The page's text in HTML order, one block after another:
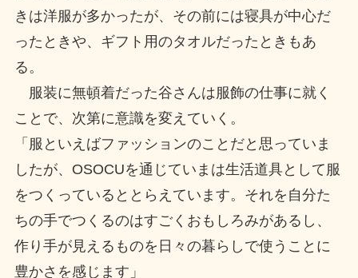
きは洋服が多かったが、その前には寝具が中心だ
ったときや、ギフト用のタオルだったときもあ
る。
服装に無頓着だった谷さんは服飾の仕事に就く
ことで、次第に意識を変えていく。
「服といえばファッションのことだと思っていま
したが、OSOCUを通じていまは生活道具として服
をつくっているととらえています。それを自分た
ちの手でつくるのはすごくおもしろみがあるし、
作り手が見えるものを日々の暮らしで使うことに
豊かさを感じます」